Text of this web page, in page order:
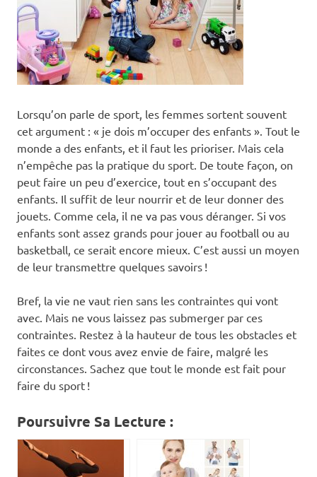
Lorsqu’on parle de sport, les femmes sortent souvent
cet argument : « je dois m’occuper des enfants ». Tout le
monde a des enfants, et il faut les prioriser. Mais cela
n’empêche pas la pratique du sport. De toute façon, on
peut faire un peu d’exercice, tout en s’occupant des
enfants. Il suffit de leur nourrir et de leur donner des
jouets. Comme cela, il ne va pas vous déranger. Si vos
enfants sont assez grands pour jouer au football ou au
basketball, ce serait encore mieux. C’est aussi un moyen
de leur transmettre quelques savoirs !
Bref, la vie ne vaut rien sans les contraintes qui vont
avec. Mais ne vous laissez pas submerger par ces
contraintes. Restez à la hauteur de tous les obstacles et
faites ce dont vous avez envie de faire, malgré les
circonstances. Sachez que tout le monde est fait pour
faire du sport !
Poursuivre Sa Lecture :